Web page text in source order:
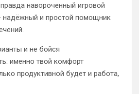
навороченный игровой
надёжный и простой помощник
и не бойся
именно твой комфорт
продуктивной будет и работа,